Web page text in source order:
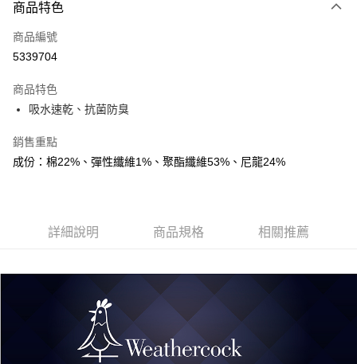
信用卡一次付款
超商取貨付款
Apple Pay
街口支付
悠遊付
全家取貨付款
每筆NT$90，滿NT$999(含以上)免運費
每筆NT$90，滿NT$999(含以上)免運費
商品特色
商品編號
5339704
商品特色
吸水速乾、抗菌防臭
銷售重點
成份：棉22%、彈性纖維1%、聚酯纖維53%、尼龍24%
詳細說明 商品規格 相關推薦